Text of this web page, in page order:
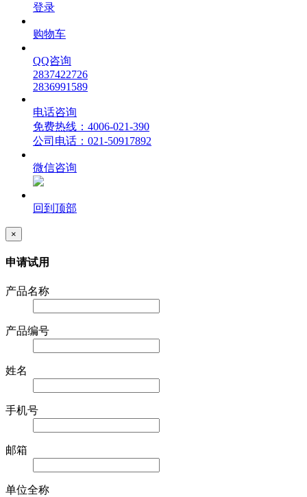
登录
购物车
QQ咨询
2837422726
2836991589
电话咨询
免费热线：4006-021-390
公司电话：021-50917892
微信咨询
回到顶部
×
申请试用
产品名称
产品编号
姓名
手机号
邮箱
单位全称